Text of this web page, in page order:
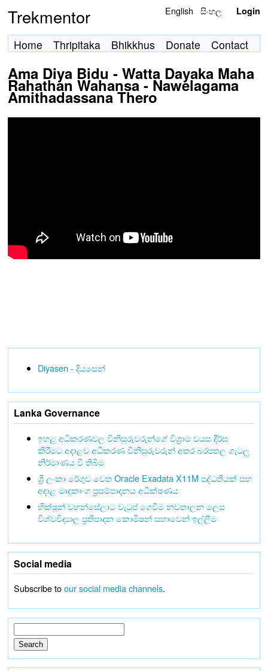
Trekmentor English සිංහල Login
Home Thripitaka Bhikkhus Donate Contact
Ama Diya Bidu - Watta Dayaka Maha
Rahathan Wahansa - Nawelagama
Amithadassana Thero
Diyasen - දියසෙන්
Lanka Governance
ඉහළ අධිකරණවල විනිසුරුවරුන්ගේ විශ්‍රාම වයස දීර්ඝ
කිරීමට අදාළව අධිකරණ විනිසුරුවරුන් අතර බරපතල ගැටලු
නිර්මාණය වී තිබීම
ශ්‍රී ලංකා රේගුව වෙත Oracle Exadata X11M පද්ධතියක් සහ
අදාළ මෘදුකාංග ප්‍රසම්පාදනය අධීක්ෂණය
භික්ෂූන් වහන්සේලාට වැටුප් ගෙවීම නවතාලන ලෙස
විශ්වවිද්‍යාල ප්‍රතිපාදන කොමිෂන් සභාවෙන් ඉල්ලීම
Social media
Subscribe toour social media channels.